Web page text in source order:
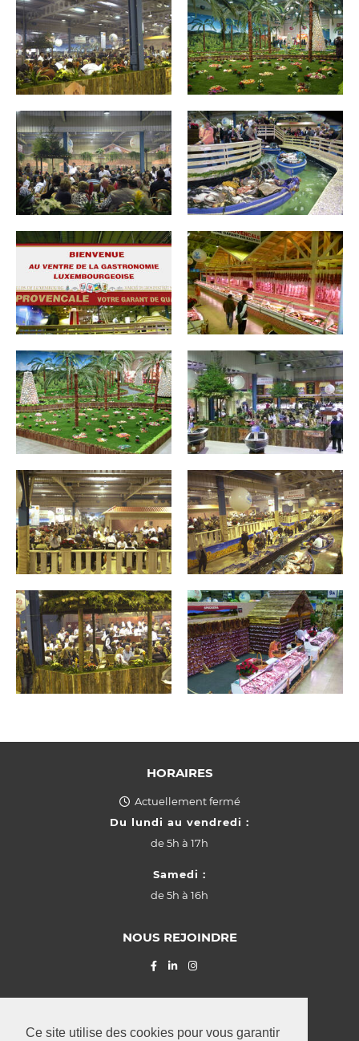
Ce site utilise des cookies pour vous garantir
HORAIRES
Actuellement fermé
Du lundi au vendredi :
de5h à 17h
Samedi :
de5h à 16h
NOUS REJOINDRE
"Grasbësch"Leudelange,